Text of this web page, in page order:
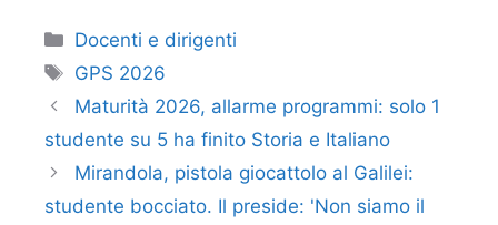
Categorie
Docenti e dirigenti
Tag
GPS 2026
Maturità 2026, allarme programmi: solo 1
studente su 5 ha finito Storia e Italiano
Mirandola, pistola giocattolo al Galilei:
studente bocciato. Il preside: 'Non siamo il